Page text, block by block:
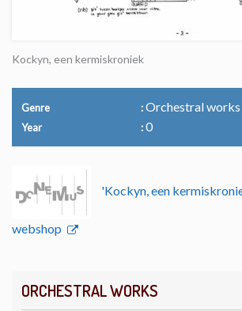
ORCHESTRAL WORKS
Kockyn, een kermiskroniek
Genre Orchestral works
Year 0
'Kockyn, een
webshop